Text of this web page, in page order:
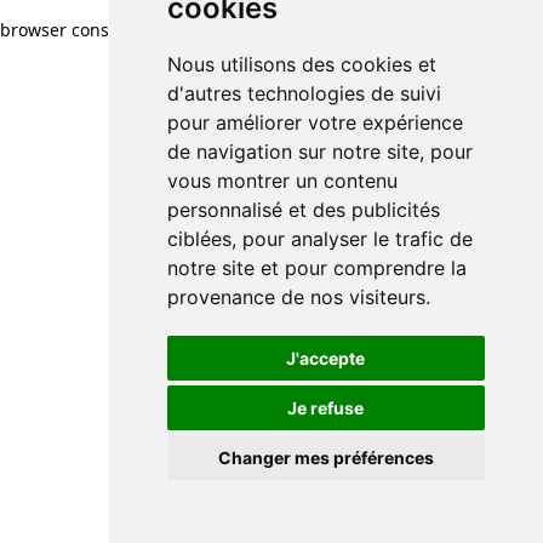
cookies
Nous utilisons des cookies et
d'autres technologies de suivi
pour améliorer votre expérience
de navigation sur notre site, pour
vous montrer un contenu
personnalisé et des publicités
ciblées, pour analyser le trafic de
notre site et pour comprendre la
provenance de nos visiteurs.
J'accepte
Je refuse
Changer mes préférences
browser console for more information)